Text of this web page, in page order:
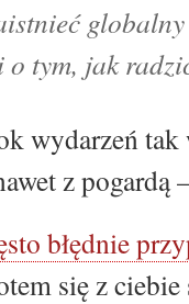
tym, jak
wydarzeń tak
z pogardą
błędnie
się z